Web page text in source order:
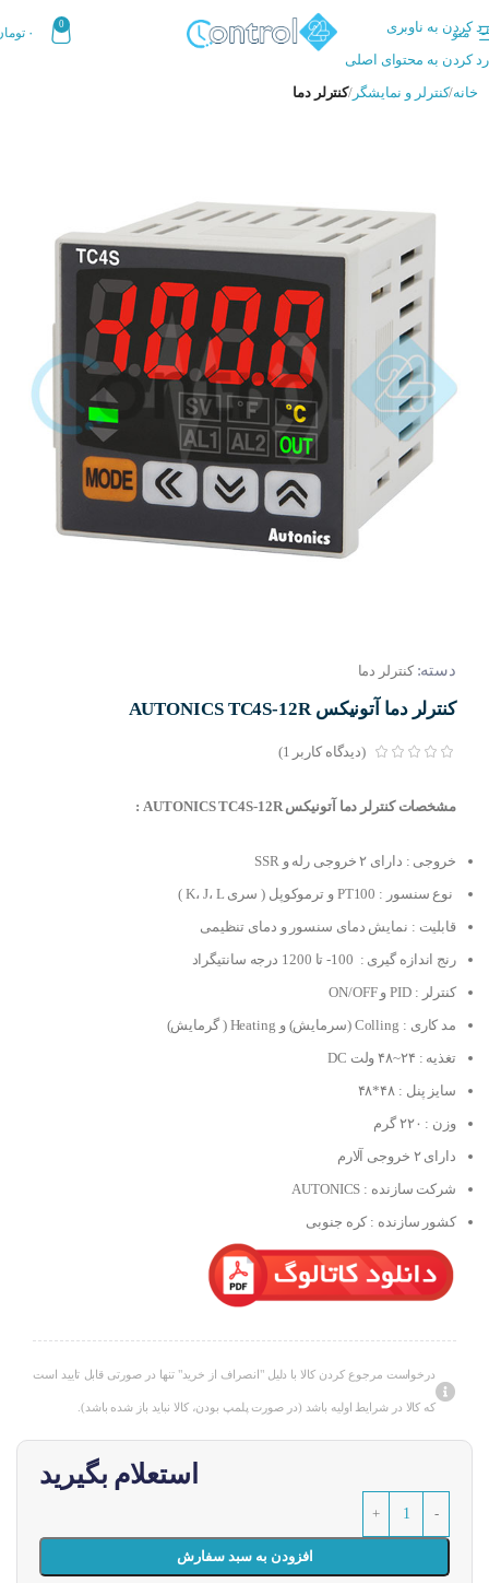
رد کردن به ناوبری
رد کردن به محتوای اصلی
منو
0
۰
خانه کنترلر و نمایشگر کنترلر دما
دسته: کنترلر دما
کنترلر دما آتونیکس AUTONICS TC4S-12R
(دیدگاه کاربر 1
)
مشخصات کنترلر دما آتونیکس AUTONICS TC4S-12R :
خروجی : دارای ۲ خروجی رله و SSR
نوع سنسور : PT100 و ترموکوپل ( سری K، J، L )
قابلیت : نمایش دمای سنسور و دمای تنظیمی
رنج اندازه گیری : 100- تا 1200 درجه سانتیگراد
کنترلر : PID و ON/OFF
مد کاری : Colling (سرمایش) و Heating ( گرمایش)
تغذیه : ۲۴~۴۸ ولت DC
سایز پنل : ۴۸*۴۸
وزن : ۲۲۰ گرم
دارای ۲ خروجی آلارم
شرکت سازنده : AUTONICS
کشور سازنده : کره جنوبی
درخواست مرجوع کردن کالا با دلیل "انصراف از خرید" تنها در صورتی قابل تایید است
که کالا در شرایط اولیه باشد (در صورت پلمپ بودن، کالا نباید باز شده باشد).
استعلام بگیرید
افزودن به سبد سفارش